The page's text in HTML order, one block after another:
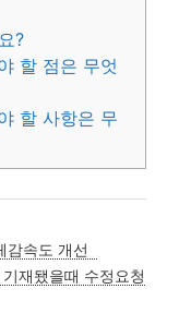
?
할 점은 무엇
할 사항은 무
감속도 개선
재됐을때 수정요청